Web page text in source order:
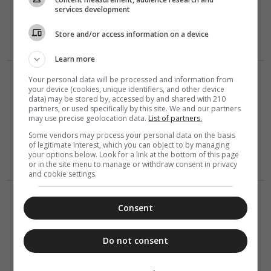
ΔΙΑΛΟΓΟΣ
ΔΙΑΦΟΡΑ
09 Αυγούστου 2026
11:00
Γέρων Εφραίμ
Σεραγιώτης:
αμαρτωλούς
τους αγαπά ο
Θεός
ΔΙΑΛΟΓΟΣ
09 Αυγούστου 2026
Τα πνευματικά
services development
Store and/or access information on a device
Learn more
Your personal data will be processed and information from
your device (cookies, unique identifiers, and other device
data) may be stored by, accessed by and shared with 210
partners, or used specifically by this site. We and our partners
may use precise geolocation data. List of partners.
Some vendors may process your personal data on the basis
of legitimate interest, which you can object to by managing
your options below. Look for a link at the bottom of this page
or in the site menu to manage or withdraw consent in privacy
and cookie settings.
Consent
Do not consent